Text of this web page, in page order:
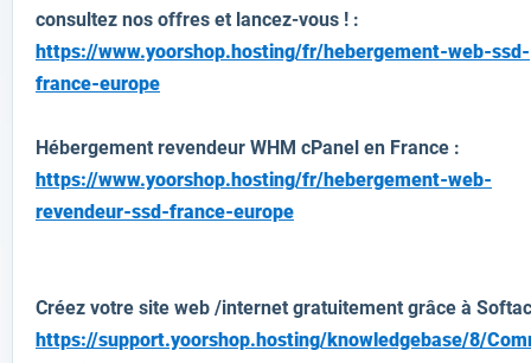
consultez nos offres et lancez-vous ! :
https://www.yoorshop.hosting/fr/hebergement-web-ssd-
france-europe
Hébergement revendeur WHM cPanel en France :
https://www.yoorshop.hosting/fr/hebergement-web-
revendeur-ssd-france-europe
Créez votre site web /internet gratuitement grâce à
https://support.yoorshop.hosting/knowledgebase/8/